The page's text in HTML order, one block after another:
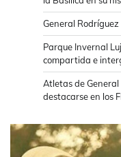
General Rodríguez
Parque Invernal
compartida e
Atletas de
destacarse en los